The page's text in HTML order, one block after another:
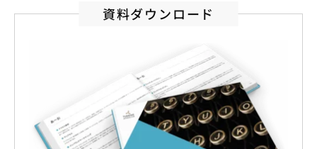
資料ダウンロード